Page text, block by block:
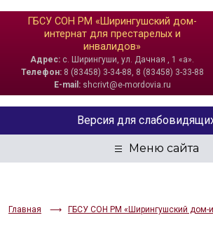
ГБСУ СОН РМ «Ширингушский дом-
интернат для престарелых и
инвалидов»
Адрес: с. Ширингуши, ул. Дачная , 1 «а».
Телефон:8 (83458) 3-34-88, 8 (83458) 3-33-88
E-mail:shcrivt@e-mordovia.ru
Главная ГБСУ СОН РМ «Ширингушский дом-
Версия для
ЦВЕТОВАЯ СХЕМА
РАЗМЕР ТЕКСТА